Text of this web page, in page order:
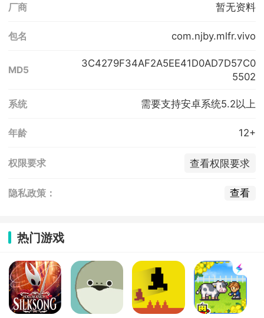
厂商 暂无资料
包名 com.njby.mlfr.vivo
MD5
3C4279F34AF2A5EE41D0AD7D57C0
5502
系统 需要支持安卓系统5.2以上
年龄 12+
权限要求 查看权限要求
隐私政策： 查看
热门游戏